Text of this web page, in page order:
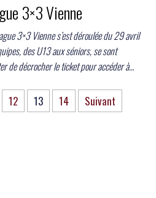
3×3 Vienne
3×3 Vienne s’est déroulée du 29 avril
des U13 aux séniors, se sont
de décrocher le ticket pour accéder à…
12 13 14 Suivant